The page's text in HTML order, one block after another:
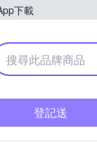
下載
購物中心
登記送